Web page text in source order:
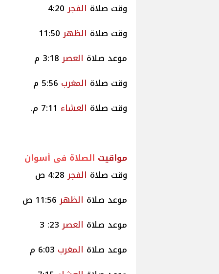
وقت صلاة الفجر4:20
وقت صلاة الظهر11:50
موعد صلاة العصر3:18 م
وقت صلاة المغرب
وقت صلاة العشاء
مواقيت الصلاة فى أسوان
وقت صلاة الفجر4:28 ص
موعد صلاة الظهر11:56 ص
موعد صلاة العصر23: 3
موعد صلاة المغرب